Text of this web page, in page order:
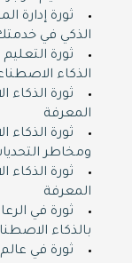
ثورة إدارة
الذكي في
ثورة
الذكاء
ثورة الذكاء
المعرفة
ثورة
ومخاطر
ثورة الذكاء
المعرفة
ثورة في
بالذكاء
ثورة في